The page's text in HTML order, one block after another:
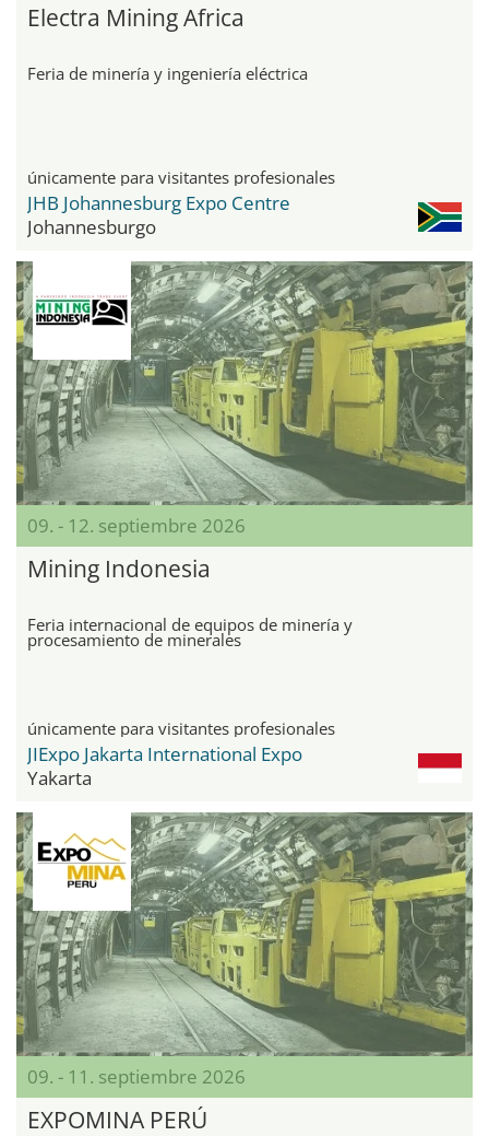
Electra Mining Africa
Feria de minería y ingeniería eléctrica
únicamente para visitantes profesionales
JHB Johannesburg Expo Centre
Johannesburgo
09. - 12. septiembre 2026
Mining Indonesia
Feria internacional de equipos de minería y
procesamiento de minerales
únicamente para visitantes profesionales
JIExpo Jakarta International Expo
Yakarta
09. - 11. septiembre 2026
EXPOMINA PERÚ